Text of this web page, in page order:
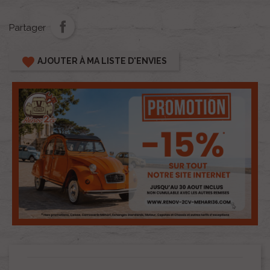
Partager
favorite AJOUTER À MA LISTE D'ENVIES